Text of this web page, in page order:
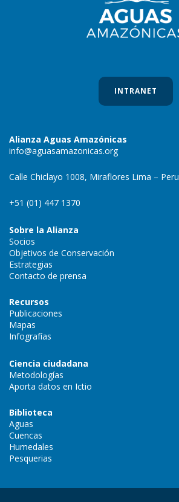
INTRANET
Alianza Aguas Amazónicas
info@aguasamazonicas.org
Calle Chiclayo 1008, Miraflores Lima – Peru
+51 (01) 447 1370
Sobre la Alianza
Socios
Objetivos de Conservación
Estrategias
Contacto de prensa
Recursos
Publicaciones
Mapas
Infografías
Ciencia ciudadana
Metodologías
Aporta datos en Ictio
Biblioteca
Aguas
Cuencas
Humedales
Pesquerias